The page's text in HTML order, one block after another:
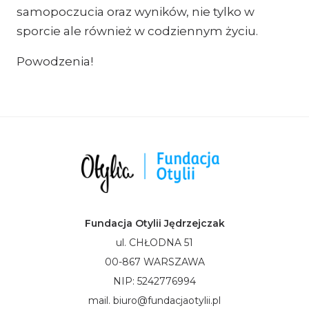
samopoczucia oraz wyników, nie tylko w
sporcie ale również w codziennym życiu.
Powodzenia!
Fundacja Otylii Jędrzejczak
ul. CHŁODNA 51
00-867 WARSZAWA
NIP: 5242776994
mail. biuro@fundacjaotylii.pl